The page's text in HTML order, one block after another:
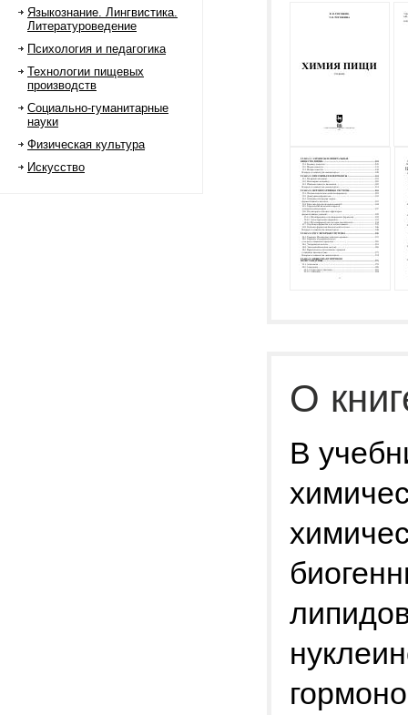
Языкознание. Лингвистика.
Литературоведение
Психология и педагогика
Технологии пищевых
производств
Социально-гуманитарные
науки
Физическая культура
Искусство
О
В